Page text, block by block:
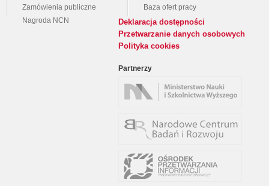
Zamówienia publiczne
Nagroda NCN
Baza ofert pracy
Deklaracja dostępności
Przetwarzanie danych osobowych
Polityka cookies
Partnerzy